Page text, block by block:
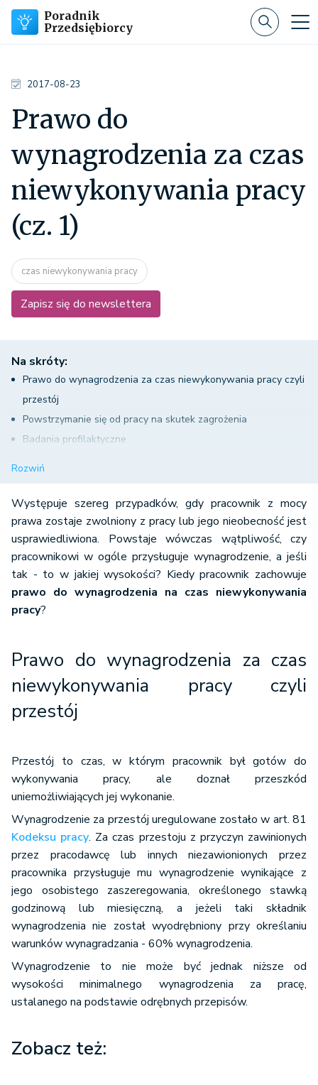
Poradnik
Przedsiębiorcy
2017-08-23
Prawo do
wynagrodzenia za czas
niewykonywania pracy
(cz. 1)
czas niewykonywania pracy
Zapisz się do newslettera
Na skróty:
Prawo do wynagrodzenia za czas niewykonywania pracy czyli
przestój
Powstrzymanie się od pracy na skutek zagrożenia
Badania profilaktyczne
Rozwiń
Występuje szereg przypadków, gdy pracownik z mocy
prawa zostaje zwolniony z pracy lub jego nieobecność jest
usprawiedliwiona. Powstaje wówczas wątpliwość, czy
pracownikowi w ogóle przysługuje wynagrodzenie, a jeśli
tak - to w jakiej wysokości? Kiedy pracownik zachowuje
prawo do wynagrodzenia na czas niewykonywania
pracy?
Prawo do wynagrodzenia za czas
niewykonywania pracy czyli
przestój
Przestój to czas, w którym pracownik był gotów do
wykonywania pracy, ale doznał przeszkód
uniemożliwiających jej wykonanie.
Wynagrodzenie za przestój uregulowane zostało w art. 81
Kodeksu pracy. Za czas przestoju z przyczyn zawinionych
przez pracodawcę lub innych niezawionionych przez
pracownika przysługuje mu wynagrodzenie wynikające z
jego osobistego zaszeregowania, określonego stawką
godzinową lub miesięczną, a jeżeli taki składnik
wynagrodzenia nie został wyodrębniony przy określaniu
warunków wynagradzania - 60% wynagrodzenia.
Wynagrodzenie to nie może być jednak niższe od
wysokości minimalnego wynagrodzenia za pracę,
ustalanego na podstawie odrębnych przepisów.
Zobacz też: